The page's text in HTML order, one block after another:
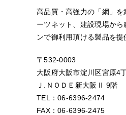
高品質・高強力の「網」
ーツネット、建設現場か
ンで御利用頂ける製品を提
〒532-0003
大阪府大阪市淀川区宮原4
Ｊ.ＮＯＤＥ新大阪Ⅱ 9階
TEL：06-6396-2474
FAX：06-6396-2475